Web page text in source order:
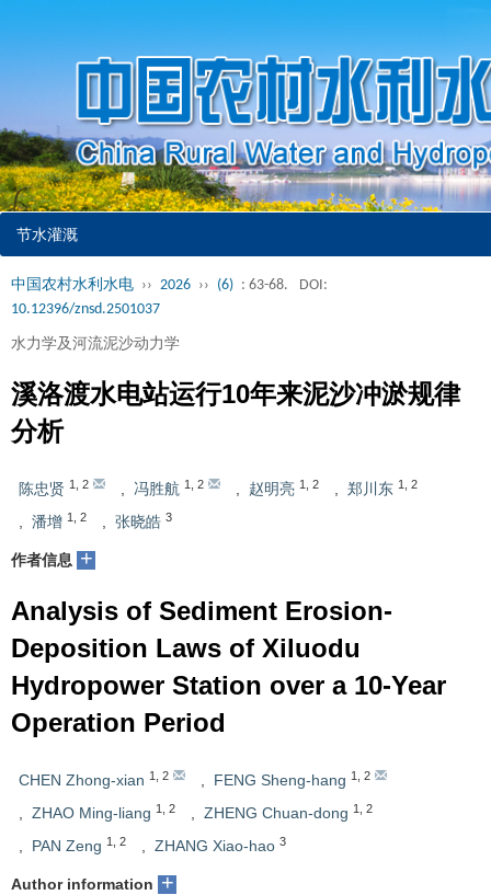
节水灌溉
中国农村水利水电 ›› 2026 ›› (6) : 63-68.
DOI:
10.12396/znsd.2501037
水力学及河流泥沙动力学
溪洛渡水电站运行10年来泥沙冲淤规律
分析
陈忠贤 1 2 冯胜航 1 2 赵明亮 1 2 郑川东 1 2
潘增 1 2 张晓皓 3
作者信息 +
Analysis of Sediment Erosion-
Deposition Laws of Xiluodu
Hydropower Station over a 10-Year
Operation Period
CHEN Zhong-xian 1 2 FENG Sheng-hang 1 2
ZHAO Ming-liang 1 2 ZHENG Chuan-dong 1 2
PAN Zeng 1 2 ZHANG Xiao-hao 3
Author information +